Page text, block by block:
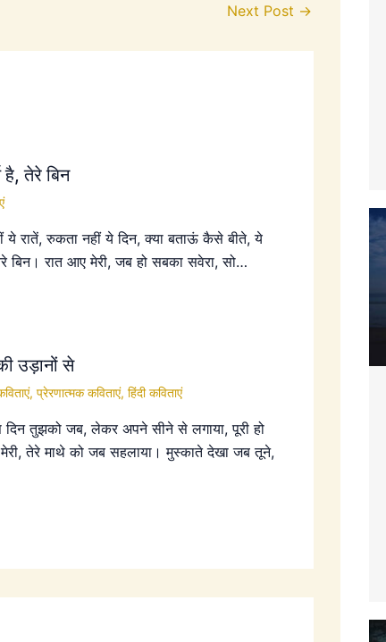
Next Post →
है, तेरे बिन
ये रातें, रुकता नहीं ये दिन, क्या बताऊं कैसे बीते, ये
बिन। रात आए मेरी, जब हो सबका सवेरा, सो…
उड़ानों से
, प्रेरणात्मक कविताएं, हिंदी कविताएं
दिन तुझको जब, लेकर अपने सीने से लगाया, पूरी हो
तेरे माथे को जब सहलाया। मुस्काते देखा जब तूने,